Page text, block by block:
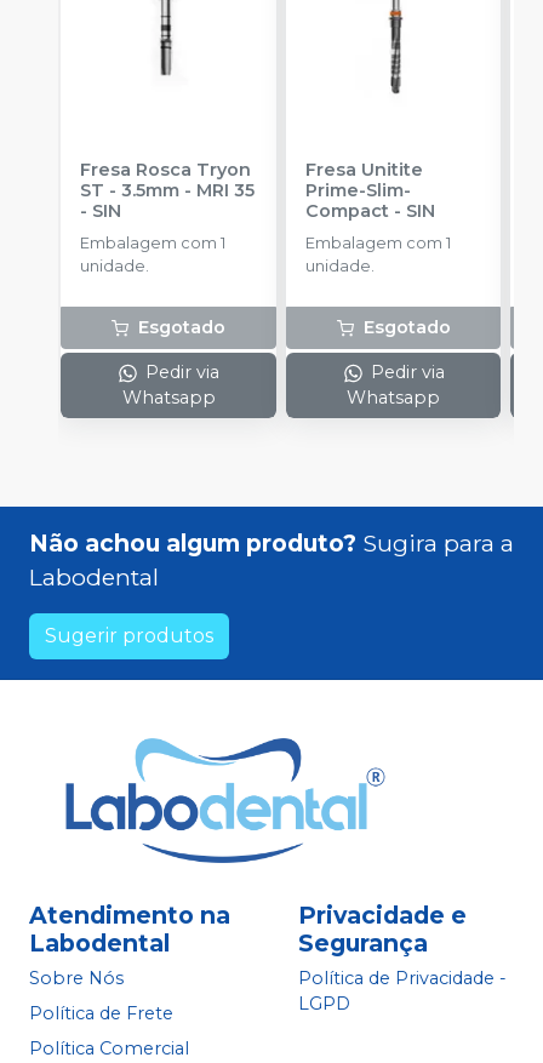
Fresa Rosca Tryon
ST - 3.5mm - MRI 35
- SIN
Embalagem com 1
unidade.
Esgotado
Pedir via
Whatsapp
Fresa Unitite
Prime-Slim-
Compact- SIN
Embalagem com 1
unidade.
Esgotado
Pedir via
Whatsapp
Não achou algum produto? Sugira para a
Labodental
Sugerir produtos
Atendimento na
Labodental
Sobre Nós
Política de Frete
Política Comercial
Privacidade e
Segurança
Política de Privacidade -
LGPD